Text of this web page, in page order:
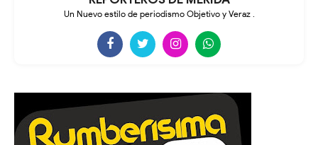
Un Nuevo estilo de periodismo Objetivo y Veraz .